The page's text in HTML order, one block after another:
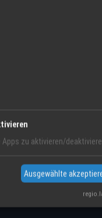
& jederzeit
zu aktivieren/
Ausgewählte